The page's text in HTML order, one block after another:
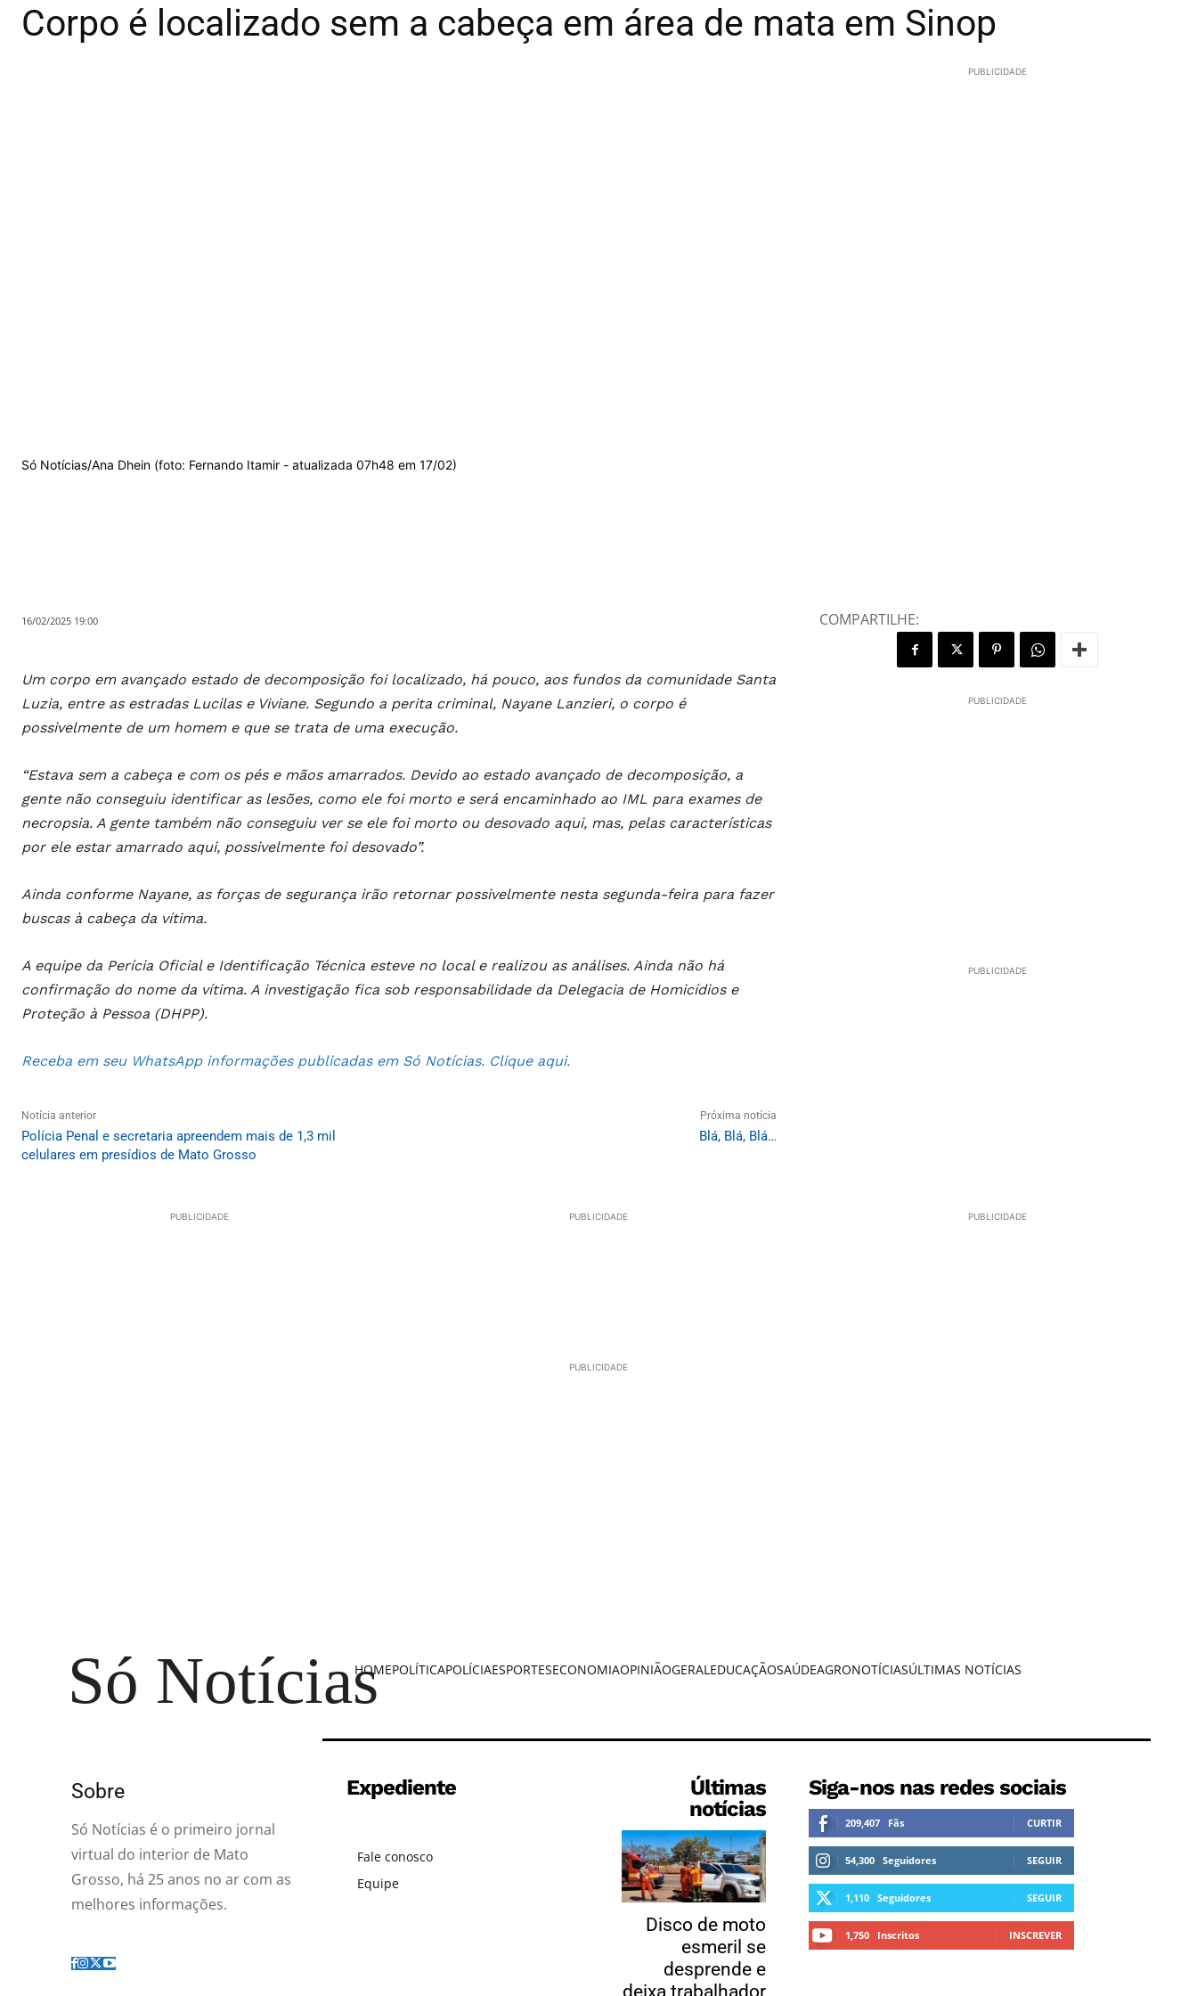
Corpo é localizado sem a cabeça em área de mata em Sinop
PUBLICIDADE
Só Notícias/Ana Dhein (foto: Fernando Itamir - atualizada 07h48 em 17/02)
16/02/2025 19:00
Um corpo em avançado estado de decomposição foi localizado, há pouco, aos fundos da comunidade Santa
Luzia, entre as estradas Lucilas e Viviane. Segundo a perita criminal, Nayane Lanzieri, o corpo é
possivelmente de um homem e que se trata de uma execução.
“Estava sem a cabeça e com os pés e mãos amarrados. Devido ao estado avançado de decomposição, a
gente não conseguiu identificar as lesões, como ele foi morto e será encaminhado ao IML para exames de
necropsia. A gente também não conseguiu ver se ele foi morto ou desovado aqui, mas, pelas características
por ele estar amarrado aqui, possivelmente foi desovado”.
Ainda conforme Nayane, as forças de segurança irão retornar possivelmente nesta segunda-feira para fazer
buscas à cabeça da vítima.
A equipe da Perícia Oficial e Identificação Técnica esteve no local e realizou as análises. Ainda não há
confirmação do nome da vítima. A investigação fica sob responsabilidade da Delegacia de Homicídios e
Proteção à Pessoa (DHPP).
Receba em seu WhatsApp informações publicadas em Só Notícias. Clique aqui.
Notícia anterior
Polícia Penal e secretaria apreendem mais de 1,3 mil
celulares em presídios de Mato Grosso
Próxima notícia
Blá, Blá, Blá…
COMPARTILHE:
PUBLICIDADE
PUBLICIDADE
PUBLICIDADE PUBLICIDADE PUBLICIDADE
PUBLICIDADE
Só Notícias
HOMEPOLÍTICAPOLÍCIAESPORTESECONOMIAOPINIÃOGERALEDUCAÇÃOSAÚDEAGRONOTÍCIASÚLTIMAS NOTÍCIAS
Sobre
Só Notícias é o primeiro jornal
virtual do interior de Mato
Grosso, há 25 anos no ar com as
melhores informações.
Expediente
Fale conosco
Equipe
Últimas
notícias
Disco de moto
esmeril se
desprende e
deixa trabalhador
Siga-nos nas redes sociais
209,407 Fãs CURTIR
54,300 Seguidores SEGUIR
1,110 Seguidores SEGUIR
1,750 Inscritos INSCREVER